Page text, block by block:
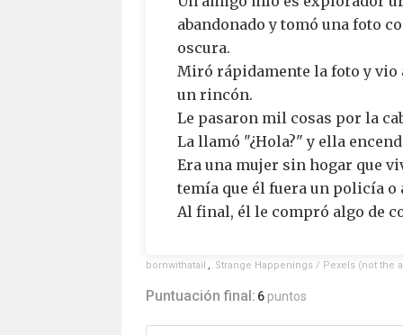
abandonado y tomó una foto
oscura.
Miró rápidamente la foto y vio
un rincón.
Le pasaron mil cosas por la
La llamó "¿Hola?" y ella
Era una mujer sin hogar que
temía que él fuera un policía
Al final, él le compró algo de
bornwithatail , Strange Happenings / Pexels (not the
Puntuación final: 6 puntos